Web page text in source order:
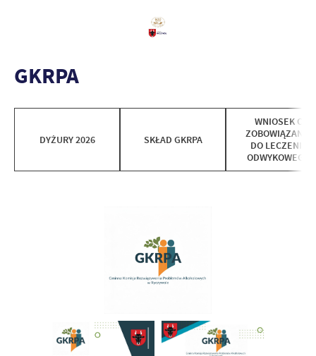
GKRPA
DYŻURY 2026 SKŁAD GKRPA
WNIOSEK O
ZOBOWIĄZANIE
DO LECZENIA
ODWYKOWEGO